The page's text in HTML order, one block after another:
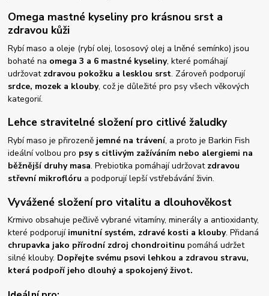
Omega mastné kyseliny pro krásnou srst a
zdravou kůži
Rybí maso a oleje (rybí olej, lososový olej a lněné semínko) jsou
bohaté na omega 3 a 6 mastné kyseliny, které pomáhají
udržovat zdravou pokožku a lesklou srst. Zároveň podporují
srdce, mozek a klouby, což je důležité pro psy všech věkových
kategorií.
Lehce stravitelné složení pro citlivé žaludky
Rybí maso je přirozeně jemné na trávení, a proto je Barkin Fish
ideální volbou pro psy s citlivým zažíváním nebo alergiemi na
běžnější druhy masa. Prebiotika pomáhají udržovat zdravou
střevní mikroflóru a podporují lepší vstřebávání živin.
Vyvážené složení pro vitalitu a dlouhověkost
Krmivo obsahuje pečlivě vybrané vitamíny, minerály a antioxidanty,
které podporují imunitní systém, zdravé kosti a klouby. Přidaná
chrupavka jako přírodní zdroj chondroitinu pomáhá udržet
silné klouby. Dopřejte svému psovi lehkou a zdravou stravu,
která podpoří jeho dlouhý a spokojený život.